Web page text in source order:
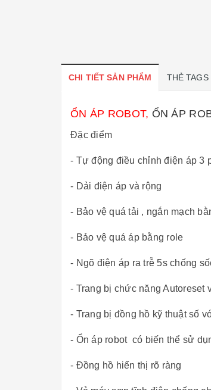
CHI TIẾT SẢN PHẨM THẺ TAGS
ỔN ÁP ROBOT, ỔN ÁP
Đặc điểm
- Tự động điều chỉnh điện áp 3
- Dải điện áp và rộng
- Bảo vệ quá tải , ngắn mạch
- Bảo vệ quá áp bằng role
- Ngõ điện áp ra trễ 5s chống
- Trang bị chức năng Autoreset
- Trang bị đồng hồ kỹ thuật số
- Ổn áp robot có biến thể sử
- Đồng hồ hiển thị rõ ràng